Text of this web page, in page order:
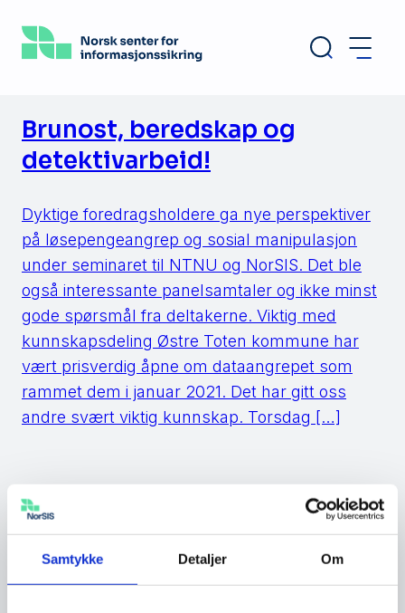
Samtykke Detaljer Om
hovedinnhold
Brunost, beredskap og
detektivarbeid!
Dyktige foredragsholdere ga nye perspektiver
på løsepengeangrep og sosial manipulasjon
under seminaret til NTNU og NorSIS. Det ble
også interessante panelsamtaler og ikke minst
gode spørsmål fra deltakerne. Viktig med
kunnskapsdeling Østre Toten kommune har
vært prisverdig åpne om dataangrepet som
rammet dem i januar 2021. Det har gitt oss
andre svært viktig kunnskap. Torsdag […]
OA-redaktør Erik Sønstelie: –
Aldri mer 9. januar 2021!